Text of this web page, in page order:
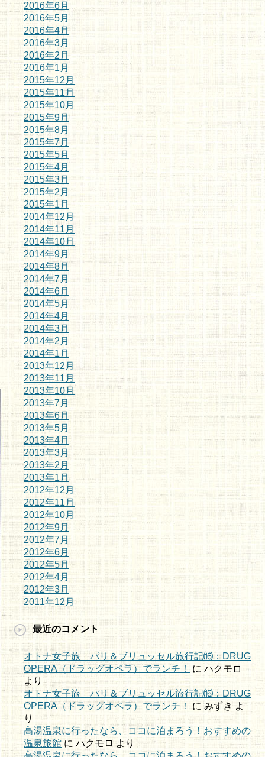
2016年6月
2016年5月
2016年4月
2016年3月
2016年2月
2016年1月
2015年12月
2015年11月
2015年10月
2015年9月
2015年8月
2015年7月
2015年5月
2015年4月
2015年3月
2015年2月
2015年1月
2014年12月
2014年11月
2014年10月
2014年9月
2014年8月
2014年7月
2014年6月
2014年5月
2014年4月
2014年3月
2014年2月
2014年1月
2013年12月
2013年11月
2013年10月
2013年7月
2013年6月
2013年5月
2013年4月
2013年3月
2013年2月
2013年1月
2012年12月
2012年11月
2012年10月
2012年9月
2012年7月
2012年6月
2012年5月
2012年4月
2012年3月
2011年12月
最近のコメント
オトナ女子旅 パリ＆ブリュッセル旅行記⒃：DRUG
OPERA（ドラッグオペラ）でランチ！
に ハクモロ
より
オトナ女子旅 パリ＆ブリュッセル旅行記⒃：DRUG
OPERA（ドラッグオペラ）でランチ！
にみずき よ
り
高湯温泉に行ったなら、ココに泊まろう！おすすめの
温泉旅館 に ハクモロ より